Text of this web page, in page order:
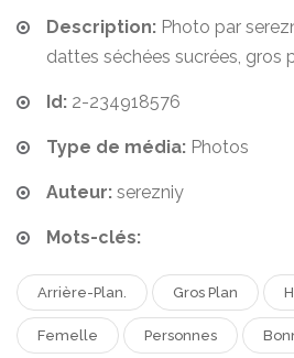
Description: Photo par
dattes séchées sucrées, gros
Id: 2-234918576
Type de média: Photos
Auteur: serezniy
Mots-clés:
Arrière-Plan. Gros Plan
Femelle Personnes